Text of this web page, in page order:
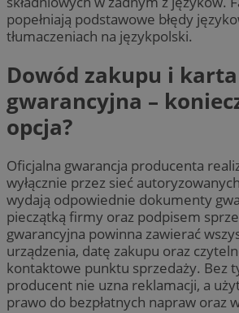
popełniają podstawowe błędy
tłumaczeniach na językpolski.
Dowód zakupu i karta
gwarancyjna –
opcja?
Oficjalna gwarancja producenta
wyłącznie przez sieć
wydają odpowiednie dokumenty
pieczątką firmy oraz podpisem
gwarancyjna powinna zawierać
urządzenia, datę zakupu oraz
kontaktowe punktu sprzedaży. Bez
producent nie uzna reklamacji, a
prawo do bezpłatnych napraw oraz